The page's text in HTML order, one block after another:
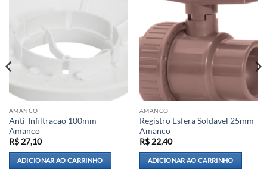
AMANCO
Anti-Infiltracao 100mm
Amanco
R$27,10
ADICIONAR AO CARRINHO
AMANCO
Registro Esfera Soldavel 25mm
Amanco
R$22,40
ADICIONAR AO CARRINHO